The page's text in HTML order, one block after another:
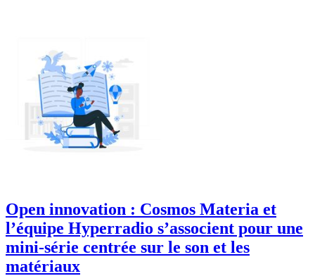
Open innovation : Cosmos Materia et
l’équipe Hyperradio s’associent pour une
mini-série centrée sur le son et les
matériaux